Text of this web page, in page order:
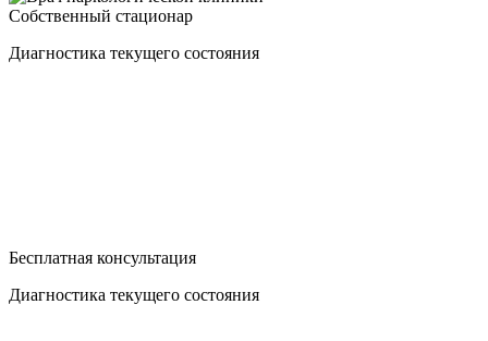
Собственный стационар
Диагностика текущего состояния
Бесплатная консультация
Диагностика текущего состояния